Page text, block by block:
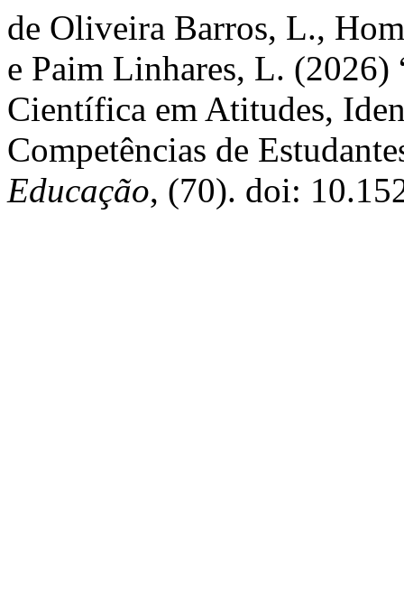
de Oliveira Barros, L.,
e Paim Linhares, L.
Científica em Atitudes,
Competências de
Educação, (70). doi: